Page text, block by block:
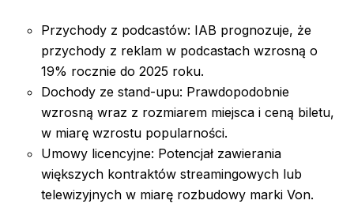
Przychody z podcastów: IAB prognozuje, że
przychody z reklam w podcastach wzrosną o
19% rocznie do 2025 roku.
Dochody ze stand-upu: Prawdopodobnie
wzrosną wraz z rozmiarem miejsca i ceną biletu,
w miarę wzrostu popularności.
Umowy licencyjne: Potencjał zawierania
większych kontraktów streamingowych lub
telewizyjnych w miarę rozbudowy marki Von.